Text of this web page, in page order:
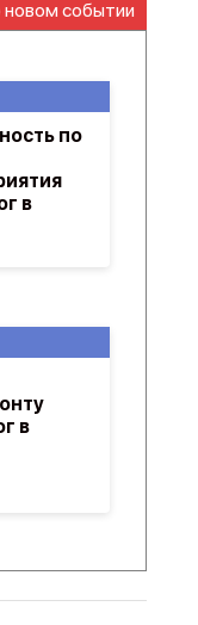
событии
в
по
в